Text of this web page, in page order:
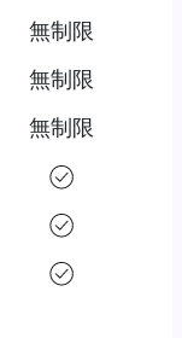
無制限
無制限
無制限